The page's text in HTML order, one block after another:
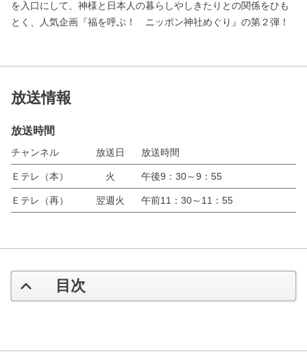
を入口にして、神様と日本人の暮らしやしきたりとの関係をひも
とく、人気企画『福を呼ぶ！ ニッポン神社めぐり』の第２弾！
放送情報
放送時間
チャンネル 放送日 放送時間
Ｅテレ（本） 火 午後9：30～9：55
Ｅテレ（再） 翌週火 午前11：30～11：55
目次